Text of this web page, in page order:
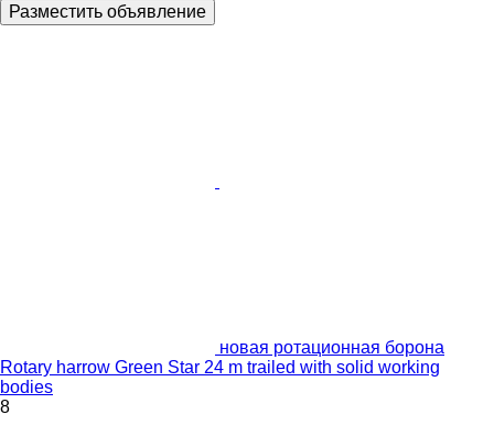
Разместить объявление
новая ротационная борона
Rotary harrow Green Star 24 m trailed with solid working
bodies
8